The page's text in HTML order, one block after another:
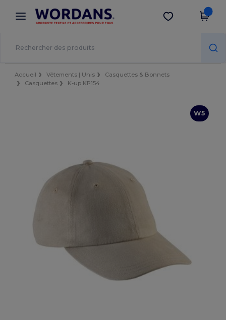
× Appli Wordans
Meilleurs prix sur l’app !
Obtenir l'appli
Accueil Vêtements | Unis
Casquettes & Bonnets
Casquettes
K-up KP154
W5